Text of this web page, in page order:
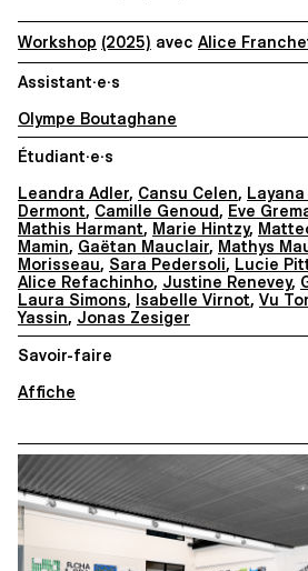
Workshop (2025) avec Alice
Assistant·e·s
Olympe Boutaghane
Étudiant·e·s
Leandra Adler, Cansu Celen, Layana
Dermont, Camille Genoud, Eve
Mathis Harmant, Marie Hintzy,
Mamin, Gaëtan Mauclair, Mathys
Morisseau, Sara Pedersoli, Lucie
Alice Refachinho, Justine Renevey,
Laura Simons, Isabelle Virnot, Vu
Yassin, Jonas Zesiger
Savoir-faire
Affiche